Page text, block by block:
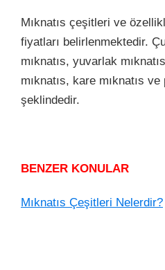
Mıknatıs çeşitleri ve
fiyatları belirlenmektedir.
mıknatıs, yuvarlak
mıknatıs, kare mıknatıs
şeklindedir.
BENZER KONULAR
Mıknatıs Çeşitleri Nelerdir?